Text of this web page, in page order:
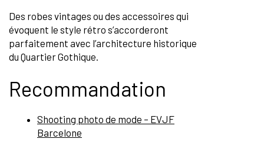
Des robes vintages ou des accessoires qui
évoquent le style rétro s’accorderont
parfaitement avec l’architecture historique
du Quartier Gothique.
Recommandation
Shooting photo de mode – EVJF
Barcelone